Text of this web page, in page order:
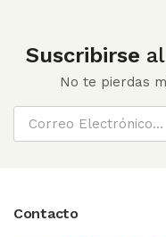
Suscribirse
No te pierdas
Contacto